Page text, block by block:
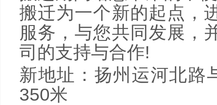
搬迁为一个新的起点，
服务，与您共同发展，
司的支持与合作!
新地址：扬州运河北路
350米